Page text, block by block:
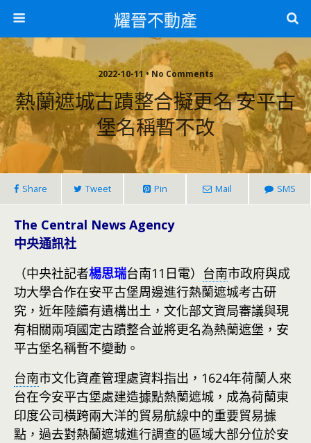
耀晉不動產
2022-10-11 • No Comments
熱蘭遮城古蹟整合擬更名 安平古
堡名稱暫不改
Share Tweet Pin Mail SMS
The Central News Agency
中央通訊社
（中央社記者楊思瑞台南11日電） 台南市政府與成
功大學合作在安平古堡周邊進行熱蘭遮城考古研
究，近年陸續有遺構出土，文化部文資局審議與現
有相關兩項國定古蹟整合並將更名為熱蘭遮堡，安
平古堡名稱暫不變動。
台南市文化資產管理處資料指出，1624年荷蘭人來
台在今安平古堡處建造據點熱蘭遮城，成為荷蘭東
印度公司橫跨兩大洋的貿易航線中的重要貿易據
點，過去對熱蘭遮城進行調查的區域大部分位於安